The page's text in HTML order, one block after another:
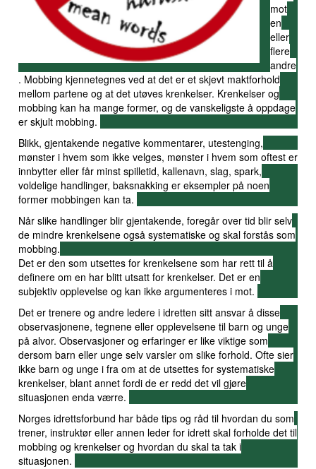
mot
en
eller
flere
andre
. Mobbing kjennetegnes ved at det er et skjevt maktforhold
mellom partene og at det utøves krenkelser. Krenkelser og
mobbing kan ha mange former, og de vanskeligste å oppdage
er skjult mobbing.
Blikk, gjentakende negative kommentarer, utestenging,
mønster i hvem som ikke velges, mønster i hvem som oftest er
innbytter eller får minst spilletid, kallenavn, slag, spark,
voldelige handlinger, baksnakking er eksempler på noen
former mobbingen kan ta.
Når slike handlinger blir gjentakende, foregår over tid blir selv
de mindre krenkelsene også systematiske og skal forstås som
mobbing.
Det er den som utsettes for krenkelsene som har rett til å
definere om en har blitt utsatt for krenkelser. Det er en
subjektiv opplevelse og kan ikke argumenteres i mot.
Det er trenere og andre ledere i idretten sitt ansvar å disse
observasjonene, tegnene eller opplevelsene til barn og unge
på alvor. Observasjoner og erfaringer er like viktige som
dersom barn eller unge selv varsler om slike forhold. Ofte sier
ikke barn og unge i fra om at de utsettes for systematiske
krenkelser, blant annet fordi de er redd det vil gjøre
situasjonen enda værre.
Norges idrettsforbund har både tips og råd til hvordan du som
trener, instruktør eller annen leder for idrett skal forholde det til
mobbing og krenkelser og hvordan du skal ta tak i
situasjonen.